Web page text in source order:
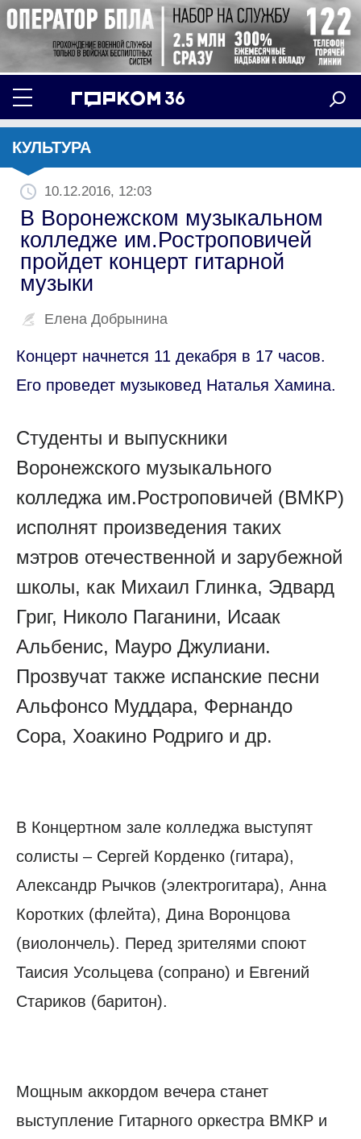
КУЛЬТУРА
10.12.2016, 12:03
В Воронежском музыкальном
колледже им.Ростроповичей
пройдет концерт гитарной
музыки
Елена Добрынина
Концерт начнется 11 декабря в 17 часов.
Его проведет музыковед Наталья Хамина.
Студенты и выпускники
Воронежского музыкального
колледжа им.Ростроповичей (ВМКР)
исполнят произведения таких
мэтров отечественной и зарубежной
школы, как Михаил Глинка, Эдвард
Григ, Николо Паганини, Исаак
Альбенис, Мауро Джулиани.
Прозвучат также испанские песни
Альфонсо Муддара, Фернандо
Сора, Хоакино Родриго и др.
В Концертном зале колледжа выступят
солисты – Сергей Корденко (гитара),
Александр Рычков (электрогитара), Анна
Коротких (флейта), Дина Воронцова
(виолончель). Перед зрителями споют
Таисия Усольцева (сопрано) и Евгений
Стариков (баритон).
Мощным аккордом вечера станет
выступление Гитарного оркестра ВМКР и